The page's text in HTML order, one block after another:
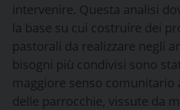
intervenire. Questa analisi
la base su cui costruire dei
pastorali da realizzare negli
bisogni più condivisi sono
maggiore senso comunitario
delle parrocchie, vissute da